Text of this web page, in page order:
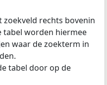
zoekveld rechts bovenin
tabel worden hiermee
waar de zoekterm in
tabel door op de